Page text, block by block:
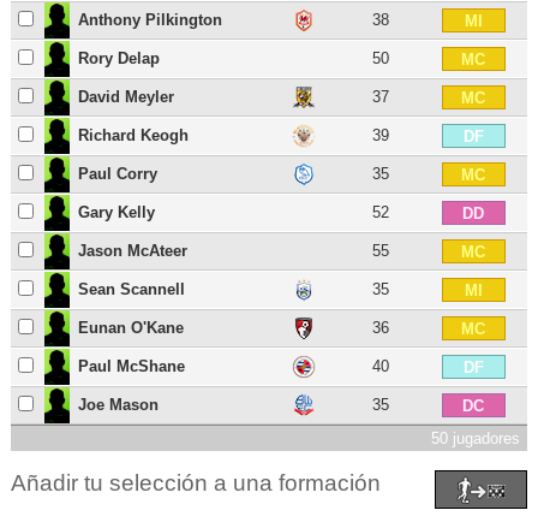
Anthony Pilkington 38 MI
Rory Delap 50 MC
David Meyler 37 MC
Richard Keogh 39 DF
Paul Corry 35 MC
Gary Kelly 52 DD
Jason McAteer 55 MC
Sean Scannell 35 MI
Eunan O'Kane 36 MC
Paul McShane 40 DF
Joe Mason 35
DC
50 jugadores
Añadir tu selección a una formación